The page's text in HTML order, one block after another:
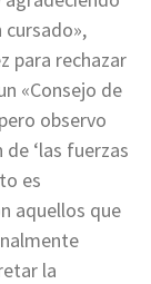
para rechazar
«Consejo de
observo
‘las fuerzas
es
aquellos que
la